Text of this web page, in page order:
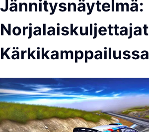
Jännitysnäytelmä:
Norjalaiskuljettajat
Kärkikamppailussa